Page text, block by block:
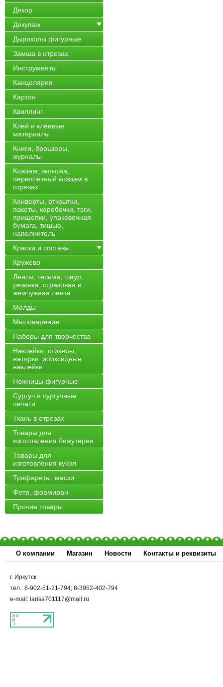
Декор
Декупаж
Дыроколы фигурные
Замша в отрезах
Инструменты
Канцелярия
Картон
Квиллинг
Клей и клеевые
материалы.
Книги, брошюры,
журналы
Кожзам, экокожа,
переплетный кожзам в
отрезах
Конверты, открытки,
пакеты, коробочки, тэги,
прищепки, упаковочная
бумага, тишью,
наполнитель
Краски и составы.
Кружево
Ленты, тесьма, шнур,
резинка, стразовая и
жемчужная лента.
Молды
Мыловарение
Наборы для творчества
Наклейки, стикеры,
натирки, эпоксидные
наклейки
Ножницы фигурные
Сургуч и сургучные
печати
Ткань в отрезах
Товары для
изготовления бижутерии
Товары для
изготовления кукол
Трафареты, маски
Фетр, фоамиран
Прочие товары
О компании Магазин Новости Контакты и реквизиты
г. Иркутск
тел.: 8-902-51-21-794; 8-3952-402-794
e-mail: larisa701117@mail.ru